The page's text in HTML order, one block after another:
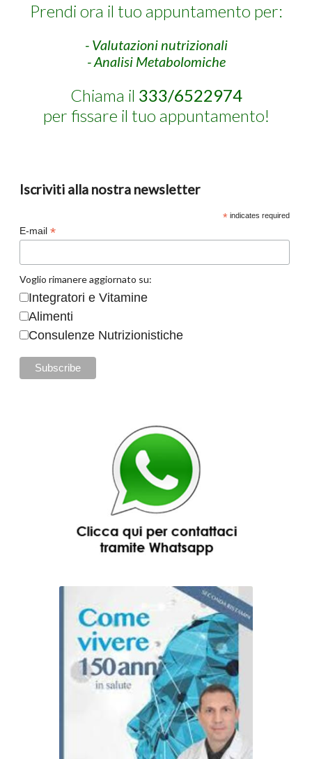
Prendi ora il tuo appuntamento per:
- Valutazioni nutrizionali
- Analisi Metabolomiche
Chiama il 333/6522974
per fissare il tuo appuntamento!
Iscriviti alla nostra newsletter
* indicates required
E-mail *
Voglio rimanere aggiornato su:
Integratori e Vitamine
Alimenti
Consulenze Nutrizionistiche